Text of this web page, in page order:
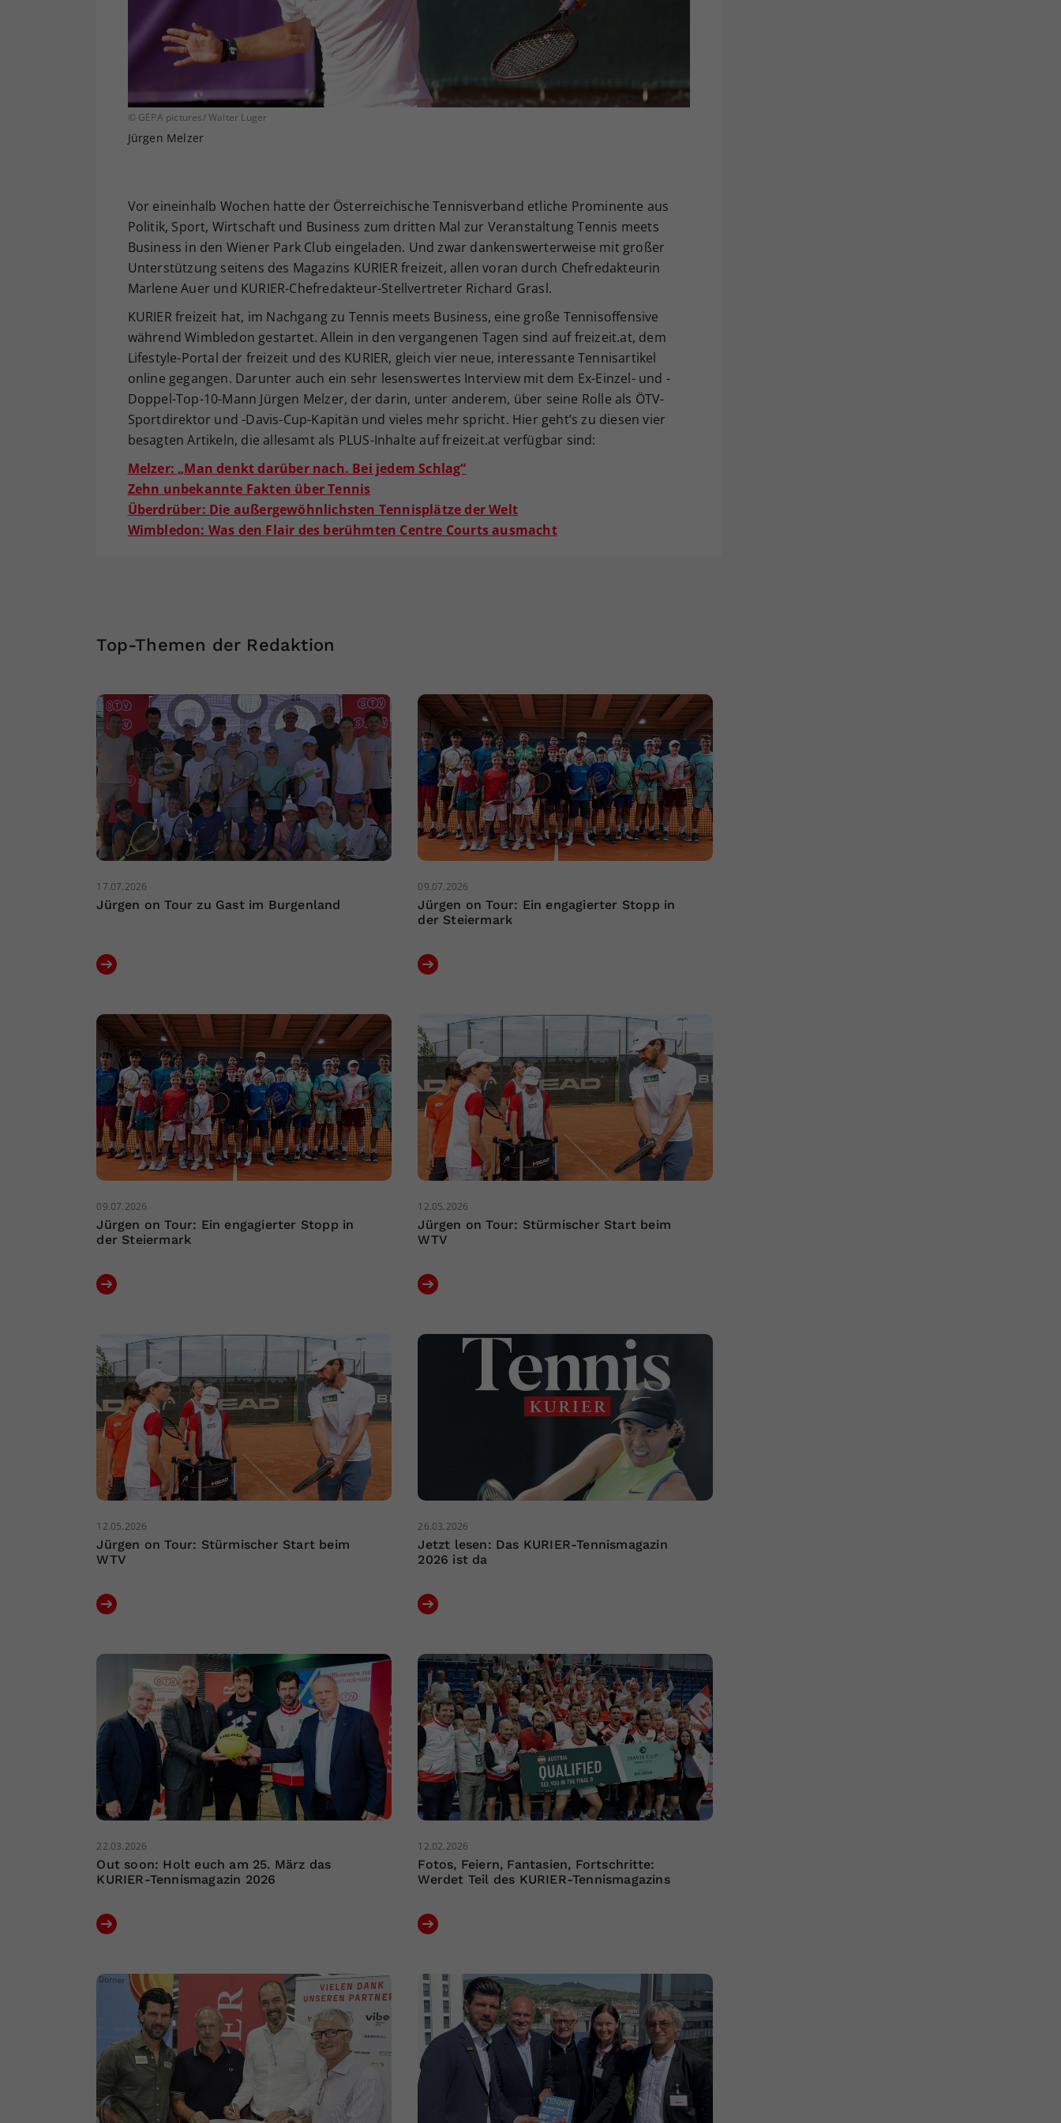
© GEPA pictures/ Walter Luger
Jürgen Melzer
Vor eineinhalb Wochen hatte der Österreichische Tennisverband etliche Prominente aus
Politik, Sport, Wirtschaft und Business zum dritten Mal zur Veranstaltung Tennis meets
Business in den Wiener Park Club eingeladen. Und zwar dankenswerterweise mit großer
Unterstützung seitens des Magazins KURIER freizeit, allen voran durch Chefredakteurin
Marlene Auer und KURIER-Chefredakteur-Stellvertreter Richard Grasl.
KURIER freizeit hat, im Nachgang zu Tennis meets Business, eine große Tennisoffensive
während Wimbledon gestartet. Allein in den vergangenen Tagen sind auf freizeit.at, dem
Lifestyle-Portal der freizeit und des KURIER, gleich vier neue, interessante Tennisartikel
online gegangen. Darunter auch ein sehr lesenswertes Interview mit dem Ex-Einzel- und -
Doppel-Top-10-Mann Jürgen Melzer, der darin, unter anderem, über seine Rolle als ÖTV-
Sportdirektor und -Davis-Cup-Kapitän und vieles mehr spricht. Hier geht’s zu diesen vier
besagten Artikeln, die allesamt als PLUS-Inhalte auf freizeit.at verfügbar sind:
Melzer: „Man denkt darüber nach. Bei jedem Schlag“
Zehn unbekannte Fakten über Tennis
Überdrüber: Die außergewöhnlichsten Tennisplätze der Welt
Wimbledon: Was den Flair des berühmten Centre Courts ausmacht
Top-Themen der Redaktion
17.07.2026
Jürgen on Tour zu Gast im Burgenland
09.07.2026
Jürgen on Tour: Ein engagierter Stopp in
der Steiermark
09.07.2026
Jürgen on Tour: Ein engagierter Stopp in
der Steiermark
12.05.2026
Jürgen on Tour: Stürmischer Start beim
WTV
12.05.2026
Jürgen on Tour: Stürmischer Start beim
WTV
26.03.2026
Jetzt lesen: Das KURIER-Tennismagazin
2026 ist da
22.03.2026
Out soon: Holt euch am 25. März das
KURIER-Tennismagazin 2026
12.02.2026
Fotos, Feiern, Fantasien, Fortschritte:
Werdet Teil des KURIER-Tennismagazins
Ihrer vorgenommen Einstellungen, falls der
Webseiten-Betreiber dies eingestellt hat.